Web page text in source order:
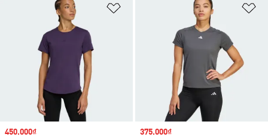
Sale price
450.000₫ Sale price
375.000₫